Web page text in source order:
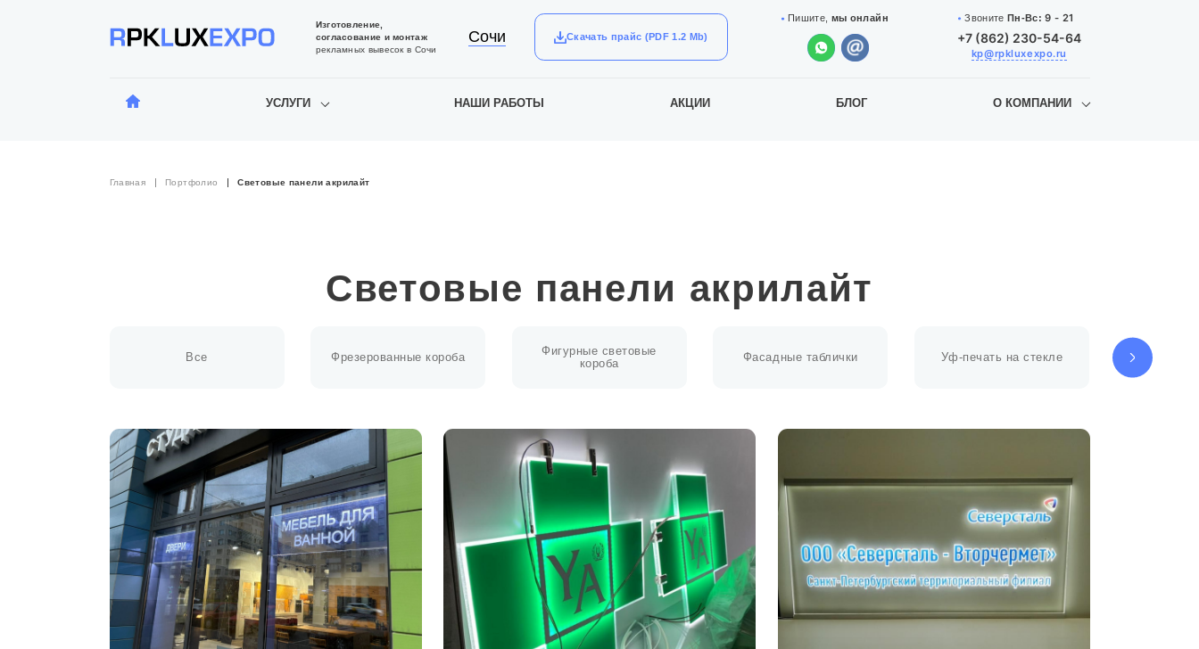
Изготовление,
согласование и монтаж
рекламных вывесок в Сочи
Сочи Скачать прайс (PDF 1.2 Mb)
Пишите, мы онлайн ЗвонитеПн-Вс:9 - 21
+7 (862) 230-54-64
kp@rpkluxexpo.ru
УСЛУГИ НАШИ РАБОТЫ АКЦИИ БЛОГ О КОМПАНИИ
Главная Портфолио Световые панели акрилайт
Световые панели акрилайт
Все Фрезерованные короба
Фигурные световые
короба
Фасадные таблички Уф-печать на стекле Уф-